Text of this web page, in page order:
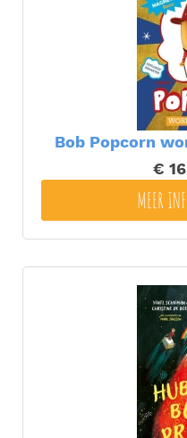
Bob Popcorn
€
MEER